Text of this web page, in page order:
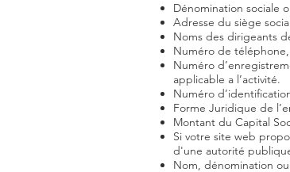
Dénomination sociale
Adresse du siège
Noms des dirigeants
Numéro de
Numéro
applicable a l’activité.
Numéro
Forme Juridique de
Montant du Capital
Si votre site web
d'une autorité
Nom, dénomination